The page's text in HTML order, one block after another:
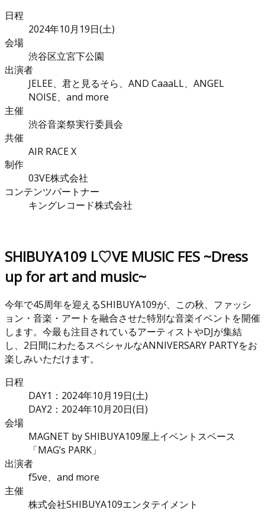
日程
2024年10月19日(土)
会場
渋谷区立宮下公園
出演者
JELEE、君と見るそら、AND CaaaLL、ANGEL
NOISE、and more
主催
渋谷音楽祭実行委員会
共催
AIR RACE X
制作
03VE株式会社
コンテンツパートナー
キングレコード株式会社
SHIBUYA109 L♡VE MUSIC FES ~Dress
up for art and music~
今年で45周年を迎えるSHIBUYA109が、この秋、ファッシ
ョン・音楽・アートを融合させた特別な音楽イベントを開催
します。今最も注目されているアーティストやDJが集結
し、2日間にわたるスペシャルなANNIVERSARY PARTYをお
楽しみいただけます。
日程
DAY1：2024年10月19日(土)
DAY2：2024年10月20日(日)
会場
MAGNET by SHIBUYA109屋上イベントスペース
「MAG’s PARK」
出演者
f5ve、and more
主催
株式会社SHIBUYA109エンタテイメント